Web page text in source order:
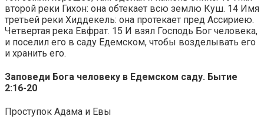
второй реки Гихон: она обтекает всю землю Куш. 14 Имя
третьей реки Хиддекель: она протекает пред Ассириею.
Четвертая река Евфрат. 15 И взял Господь Бог человека,
и поселил его в саду Едемском, чтобы возделывать его
и хранить его.
Заповеди Бога человеку в Едемском саду. Бытие
2:16-20
Проступок Адама и Евы